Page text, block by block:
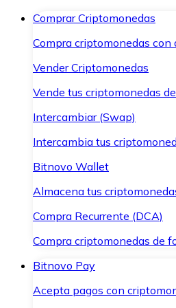
Comprar Criptomonedas
Compra criptomonedas
Vender Criptomonedas
Vende tus criptomonedas
Intercambiar (Swap)
Intercambia tus
Bitnovo Wallet
Almacena tus
Compra Recurrente (DCA)
Compra criptomonedas de
Bitnovo Pay
Acepta pagos con